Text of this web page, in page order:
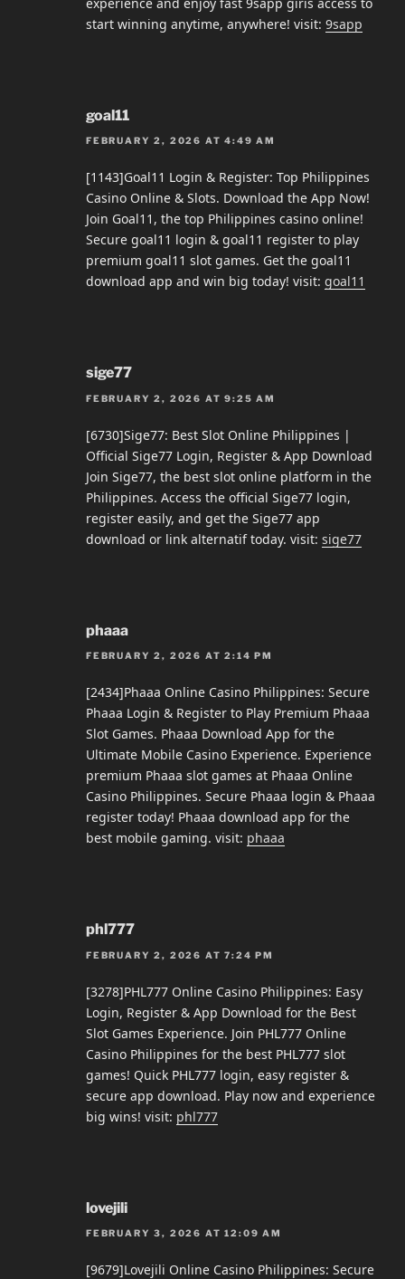
start winning anytime, anywhere! visit: 9sapp
goal11
FEBRUARY 2, 2026 AT 4:49 AM
[1143]Goal11 Login & Register: Top Philippines
Casino Online & Slots. Download the App Now!
Join Goal11, the top Philippines casino online!
Secure goal11 login & goal11 register to play
premium goal11 slot games. Get the goal11
download app and win big today! visit: goal11
sige77
FEBRUARY 2, 2026 AT 9:25 AM
[6730]Sige77: Best Slot Online Philippines |
Official Sige77 Login, Register & App Download
Join Sige77, the best slot online platform in the
Philippines. Access the official Sige77 login,
register easily, and get the Sige77 app
download or link alternatif today. visit: sige77
phaaa
FEBRUARY 2, 2026 AT 2:14 PM
[2434]Phaaa Online Casino Philippines: Secure
Phaaa Login & Register to Play Premium Phaaa
Slot Games. Phaaa Download App for the
Ultimate Mobile Casino Experience. Experience
premium Phaaa slot games at Phaaa Online
Casino Philippines. Secure Phaaa login & Phaaa
register today! Phaaa download app for the
best mobile gaming. visit: phaaa
phl777
FEBRUARY 2, 2026 AT 7:24 PM
[3278]PHL777 Online Casino Philippines: Easy
Login, Register & App Download for the Best
Slot Games Experience. Join PHL777 Online
Casino Philippines for the best PHL777 slot
games! Quick PHL777 login, easy register &
secure app download. Play now and experience
big wins! visit: phl777
lovejili
FEBRUARY 3, 2026 AT 12:09 AM
[9679]Lovejili Online Casino Philippines: Secure